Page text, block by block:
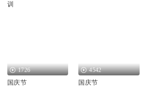
训
1726
国庆节
4542
国庆节